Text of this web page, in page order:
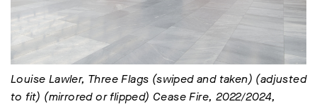
Louise Lawler, Three Flags (swiped and taken) (adjusted
to fit) (mirrored or flipped) Cease Fire, 2022/2024,